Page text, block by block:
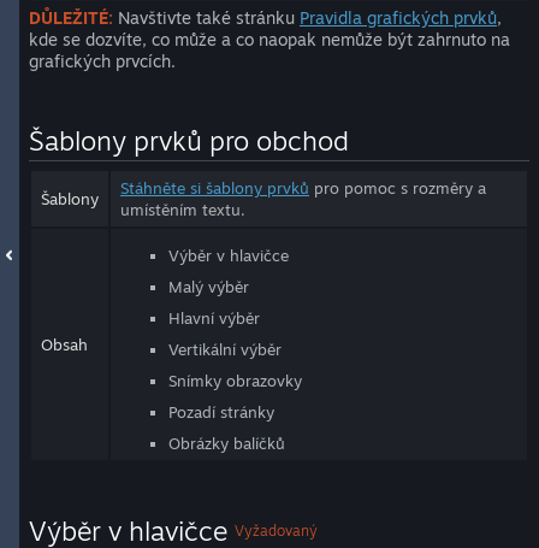
DŮLEŽITÉ: Navštivte také stránku Pravidla grafických prvků,
kde se dozvíte, co může a co naopak nemůže být zahrnuto na
grafických prvcích.
Šablony prvků pro obchod
Šablony
Stáhněte si šablony prvků pro pomoc s rozměry a
umístěním textu.
Obsah
Výběr v hlavičce
Malý výběr
Hlavní výběr
Vertikální výběr
Snímky obrazovky
Pozadí stránky
Obrázky balíčků
Výběr v hlavičce Vyžadovaný